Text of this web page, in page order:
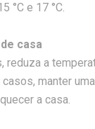
°C e 17 °C.
casa
reduza a
manter
a casa.